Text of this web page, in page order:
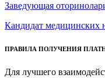
Заведующая
Кандидат медицинских
ПРАВИЛА ПОЛУЧЕНИЯ
Для лучшего